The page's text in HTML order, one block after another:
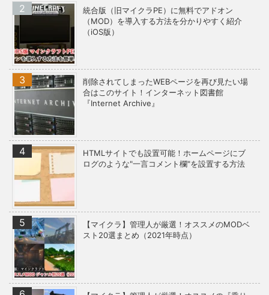
統合版（旧マイクラPE）に無料でアドオン
（MOD）を導入する方法を分かりやすく紹介
（iOS版）
削除されてしまったWEBページを再び見たい場
合はこのサイト！インターネット図書館
『Internet Archive』
HTMLサイトでも設置可能！ホームページにブ
ログのような"一言コメント欄"を設置する方法
【マイクラ】管理人が厳選！オススメのMODベ
スト20選まとめ（2021年時点）